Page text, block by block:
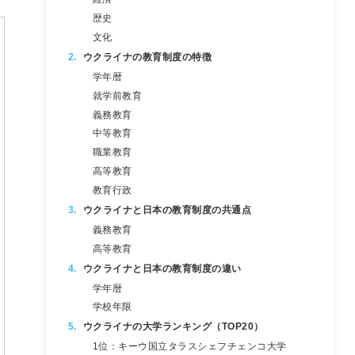
歴史
文化
ウクライナの教育制度の特徴
学年暦
就学前教育
義務教育
中等教育
職業教育
高等教育
教育行政
ウクライナと日本の教育制度の共通点
義務教育
高等教育
ウクライナと日本の教育制度の違い
学年暦
学校年限
ウクライナの大学ランキング（TOP20）
1位：キーウ国立タラスシェフチェンコ大学